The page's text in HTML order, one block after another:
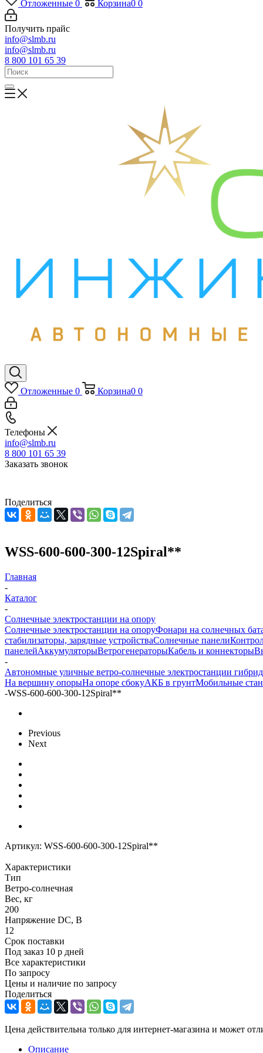
Отложенные 0 Корзина0 0
Получить прайс
info@slmb.ru
info@slmb.ru
8 800 101 65 39
Отложенные 0 Корзина0 0
Телефоны
info@slmb.ru
8 800 101 65 39
Заказать звонок
Поделиться
WSS-600-600-300-12Spiral**
Главная
-
Каталог
-
Солнечные электростанции на опору
Солнечные электростанции на опоруФонари на солнечных
стабилизаторы, зарядные устройстваСолнечные панели
панелейАккумуляторыВетрогенераторыКабель и коннекторы
-
Автономные уличные ветро-солнечные электростанции
На вершину опорыНа опоре сбокуАКБ в грунтМобильные
-WSS-600-600-300-12Spiral**
Previous
Next
Артикул: WSS-600-600-300-12Spiral**
Характеристики
Тип
Ветро-солнечная
Вес, кг
200
Напряжение DC, В
12
Срок поставки
Под заказ 10 р дней
Все характеристики
По запросу
Цены и наличие по запросу
Поделиться
Цена действительна только для интернет-магазина и может
Описание